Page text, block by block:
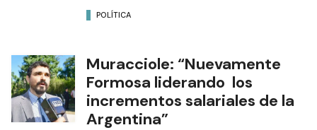
POLÍTICA
Muracciole: “Nuevamente
Formosa liderando los
incrementos salariales de la
Argentina”